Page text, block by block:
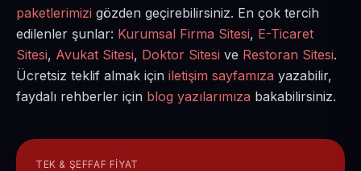
paketlerimizi gözden geçirebilirsiniz. En çok tercih
edilenler şunlar: Kurumsal Firma Sitesi, E-Ticaret
Sitesi, Avukat Sitesi, Doktor Sitesi ve Restoran Sitesi.
Ücretsiz teklif almak için iletişim sayfamıza yazabilir,
faydalı rehberler için blog yazılarımıza bakabilirsiniz.
TEK & ŞEFFAF FIYAT